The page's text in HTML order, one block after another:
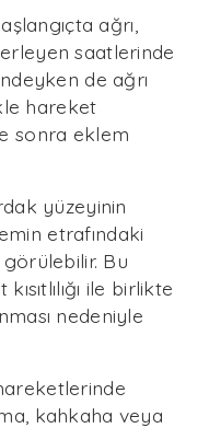
ağrı,
saatlerinde
de ağrı
hareket
sonra eklem
yüzeyinin
etrafındaki
Bu
ile birlikte
nedeniyle
kahkaha veya